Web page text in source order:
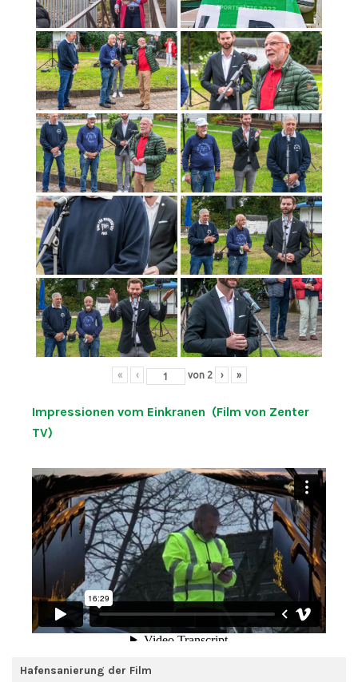
« ‹ von 2 › »
Impressionen vom Einkranen (Film von Zenter
TV)
Hafensanierung der Film